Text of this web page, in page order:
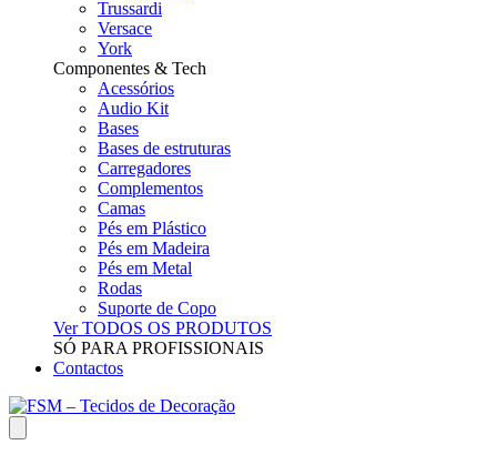
Trussardi
Versace
York
Componentes & Tech
Acessórios
Audio Kit
Bases
Bases de estruturas
Carregadores
Complementos
Camas
Pés em Plástico
Pés em Madeira
Pés em Metal
Rodas
Suporte de Copo
Ver TODOS OS PRODUTOS
SÓ PARA PROFISSIONAIS
Contactos